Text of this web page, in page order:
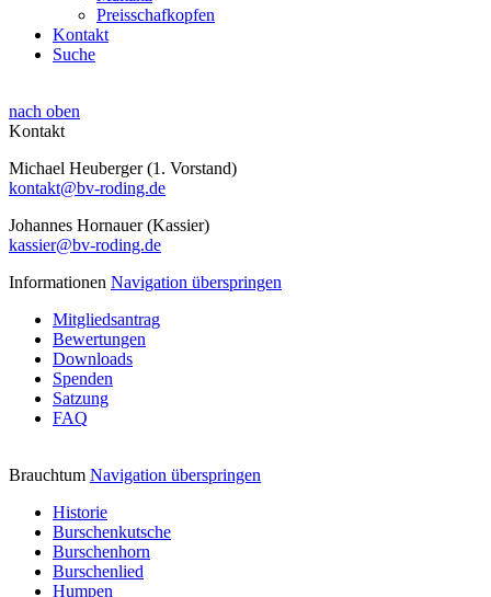
Preisschafkopfen
Kontakt
Suche
nach oben
Kontakt
Michael Heuberger (1. Vorstand)
kontakt@bv-roding.de
Johannes Hornauer (Kassier)
kassier@bv-roding.de
Informationen Navigation überspringen
Mitgliedsantrag
Bewertungen
Downloads
Spenden
Satzung
FAQ
Brauchtum Navigation überspringen
Historie
Burschenkutsche
Burschenhorn
Burschenlied
Humpen